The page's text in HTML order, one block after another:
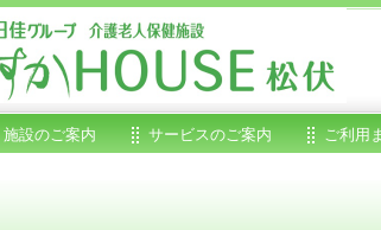
施設のご案内 サービスのご案内 ご利用